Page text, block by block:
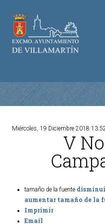
Saluda de la Alcaldesa
Corporación Municipal -
Teléfonos de contacto
Miércoles, 19 Diciembre 2018
V
tamaño de la fuente
aumentar tamaño de la
Imprimir
Email